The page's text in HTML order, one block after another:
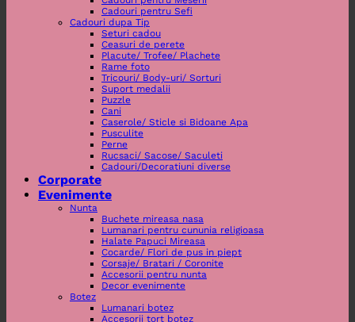
Cadouri pentru Sefi
Cadouri dupa Tip
Seturi cadou
Ceasuri de perete
Placute/ Trofee/ Plachete
Rame foto
Tricouri/ Body-uri/ Sorturi
Suport medalii
Puzzle
Cani
Caserole/ Sticle si Bidoane Apa
Pusculite
Perne
Rucsaci/ Sacose/ Saculeti
Cadouri/Decoratiuni diverse
Corporate
Evenimente
Nunta
Buchete mireasa nasa
Lumanari pentru cununia religioasa
Halate Papuci Mireasa
Cocarde/ Flori de pus in piept
Corsaje/ Bratari / Coronite
Accesorii pentru nunta
Decor evenimente
Botez
Lumanari botez
Accesorii tort botez